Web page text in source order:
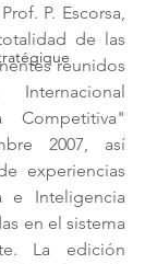
P. Escorsa,
de las
reunidos
Competitiva"
2007, así
experiencias
e Inteligencia
en el sistema
La edición